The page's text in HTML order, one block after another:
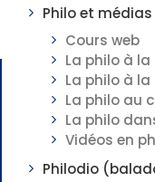
Philo et médias
Cours web
La philo à
La philo à la
La philo au
La philo
Vidéos en
Philodio